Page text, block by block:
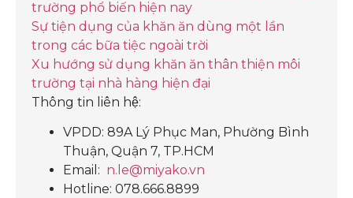
trường phổ biến hiện nay
Sự tiện dụng của khăn ăn dùng một lần
trong các bữa tiệc ngoài trời
Xu hướng sử dụng khăn ăn thân thiện môi
trường tại nhà hàng hiện đại
Thông tin liên hệ:
VPDD: 89A Lý Phục Man, Phường Bình
Thuận, Quận 7, TP.HCM
Email: n.le@miyako.vn
Hotline: 078.666.8899